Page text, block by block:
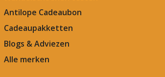
Antilope Cadeaubon
Cadeaupakketten
Blogs & Adviezen
Alle merken